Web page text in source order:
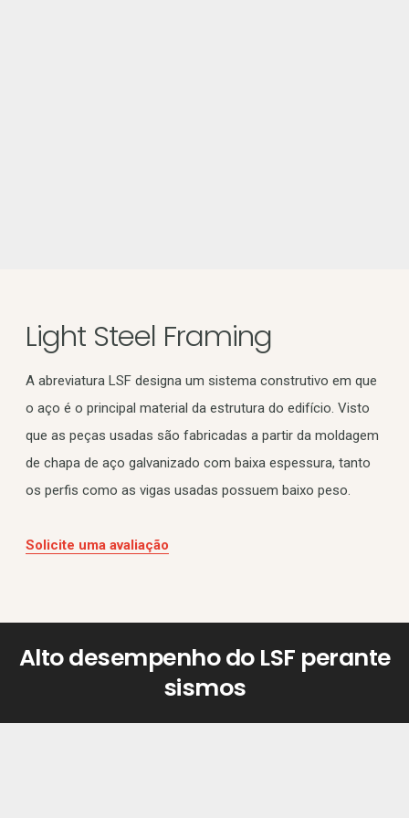
Light Steel Framing
A abreviatura LSF designa um sistema construtivo em que
o aço é o principal material da estrutura do edifício. Visto
que as peças usadas são fabricadas a partir da moldagem
de chapa de aço galvanizado com baixa espessura, tanto
os perfis como as vigas usadas possuem baixo peso.
Solicite uma avaliação
Alto desempenho do LSF perante
sismos